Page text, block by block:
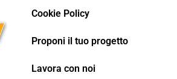
Cookie Policy
Proponi il tuo progetto
Lavora con noi